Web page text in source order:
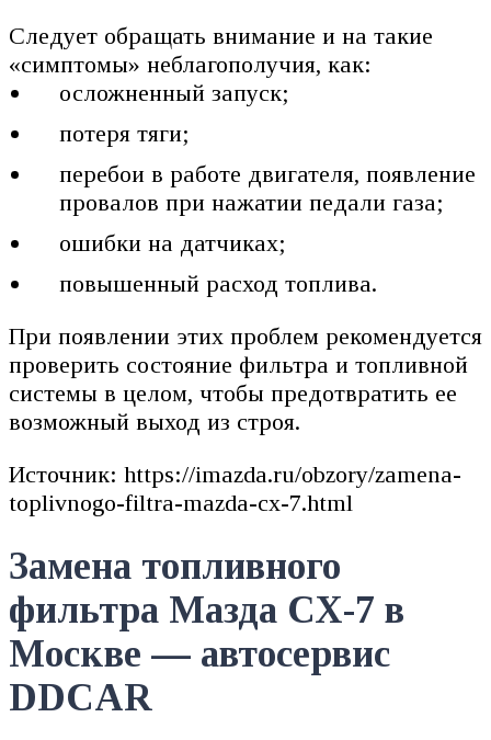
Следует обращать внимание и на такие
«симптомы» неблагополучия, как:
осложненный запуск;
потеря тяги;
перебои в работе двигателя, появление
провалов при нажатии педали газа;
ошибки на датчиках;
повышенный расход топлива.
При появлении этих проблем рекомендуется
проверить состояние фильтра и топливной
системы в целом, чтобы предотвратить ее
возможный выход из строя.
Источник: https://imazda.ru/obzory/zamena-
toplivnogo-filtra-mazda-cx-7.html
Замена топливного
фильтра Мазда СХ-7 в
Москве — автосервис
DDCAR